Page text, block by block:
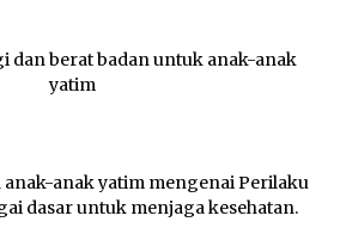
Lebaran 1441 H, Alhamdulillah Telah
tahun ago
dan Perlengkapan Mandi Untuk Anak-
ago
dan berat badan untuk anak-anak
yatim
anak-anak yatim mengenai Perilaku
dasar untuk menjaga kesehatan.